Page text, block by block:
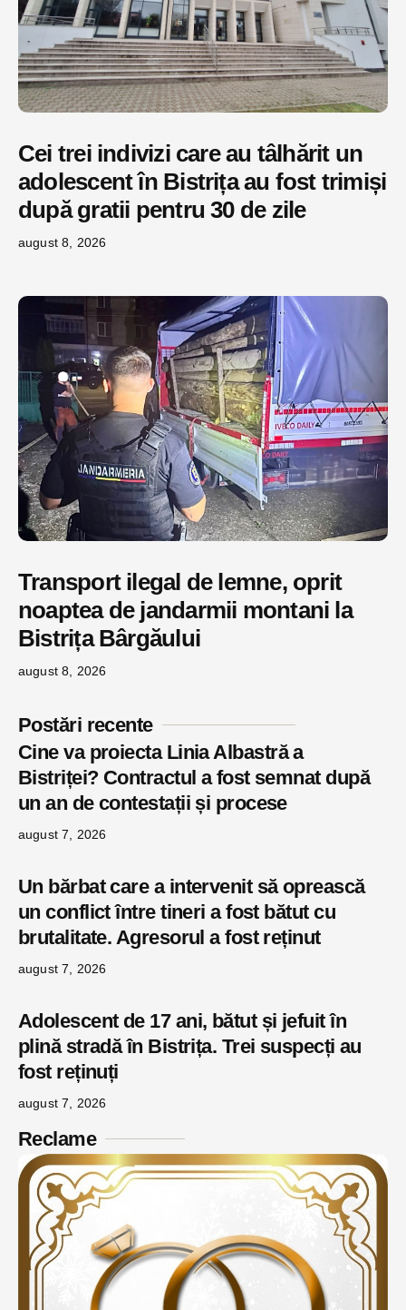
Cei trei indivizi care au tâlhărit un
adolescent în Bistrița au fost trimiși
după gratii pentru 30 de zile
august 8, 2026
Transport ilegal de lemne, oprit
noaptea de jandarmii montani la
Bistrița Bârgăului
august 8, 2026
Postări recente
Cine va proiecta Linia Albastră a
Bistriței? Contractul a fost semnat după
un an de contestații și procese
august 7, 2026
Un bărbat care a intervenit să oprească
un conflict între tineri a fost bătut cu
brutalitate. Agresorul a fost reținut
august 7, 2026
Adolescent de 17 ani, bătut și jefuit în
plină stradă în Bistrița. Trei suspecți au
fost reținuți
august 7, 2026
Reclame